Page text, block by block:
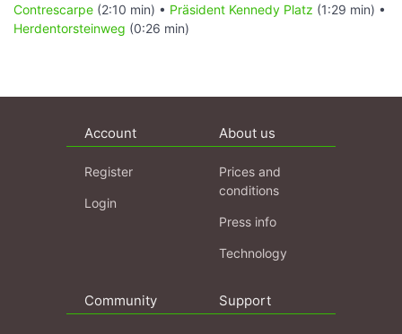
Contrescarpe (2:10 min) • Präsident Kennedy Platz (1:29 min) •
Herdentorsteinweg (0:26 min)
Account
Register
Login
About us
Prices and
conditions
Press info
Technology
Community Support